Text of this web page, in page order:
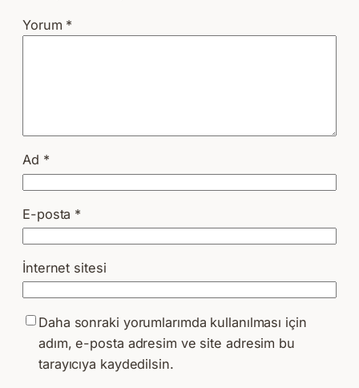
Yorum *
Ad *
E-posta *
İnternet sitesi
Daha sonraki yorumlarımda kullanılması için
adım, e-posta adresim ve site adresim bu
tarayıcıya kaydedilsin.